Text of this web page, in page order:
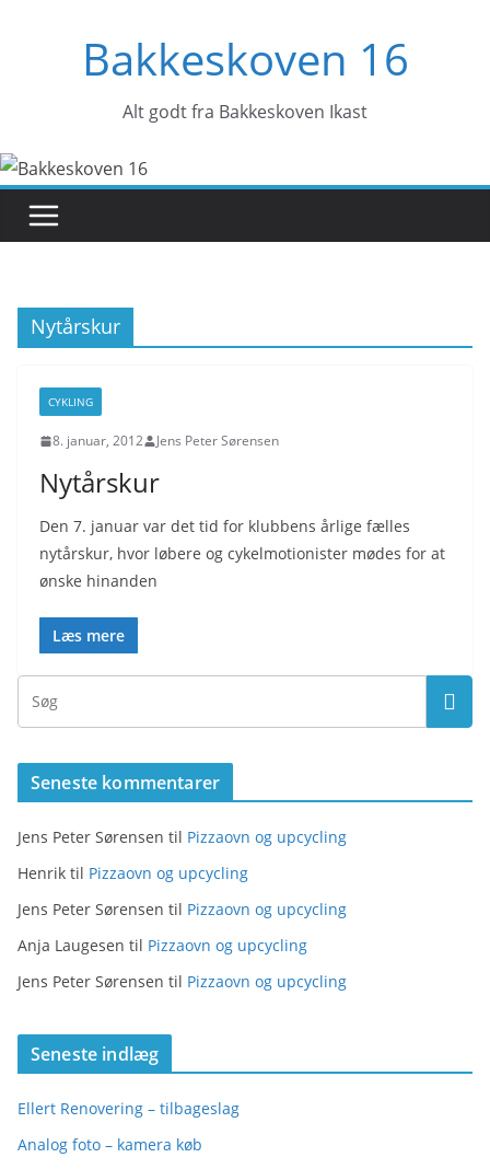
Bakkeskoven 16
Alt godt fra Bakkeskoven Ikast
Nytårskur
CYKLING
8. januar, 2012 Jens Peter Sørensen
Nytårskur
Den 7. januar var det tid for klubbens årlige fælles
nytårskur, hvor løbere og cykelmotionister mødes for at
ønske hinanden
Læs mere
Seneste kommentarer
Jens Peter Sørensen til Pizzaovn og upcycling
Henrik til Pizzaovn og upcycling
Jens Peter Sørensen til Pizzaovn og upcycling
Anja Laugesen til Pizzaovn og upcycling
Jens Peter Sørensen til Pizzaovn og upcycling
Seneste indlæg
Ellert Renovering – tilbageslag
Analog foto – kamera køb